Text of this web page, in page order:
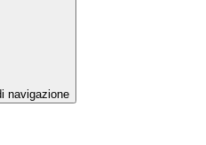
navigazione